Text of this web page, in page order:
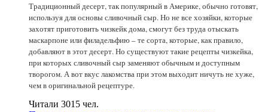
Традиционный десерт, так популярный в Америке, обычно готовят,
используя для основы сливочный сыр. Но не все хозяйки, которые
захотят приготовить чизкейк дома, смогут без труда отыскать
маскарпоне или филадельфию – те сорта, которые, как правило,
добавляют в этот десерт. Но существуют такие рецепты чизкейка,
при которых сливочный сыр заменяют обычным и доступным
творогом. А вот вкус лакомства при этом выходит ничуть не хуже,
чем в оригинальной рецептуре.
Читали 3015 чел.